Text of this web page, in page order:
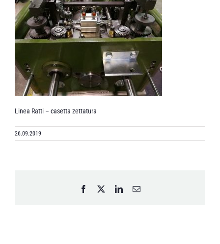
Linea Ratti – casetta zettatura
26.09.2019
Facebook LinkedInEmail